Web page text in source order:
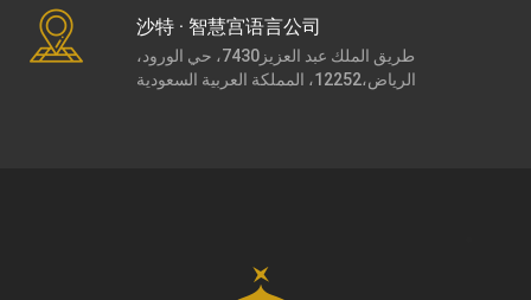
沙特 · 智慧宫语言公司
طريق الملك عبد العزيز7430، حي الورود،
الرياض،12252، المملكة العربية السعودية